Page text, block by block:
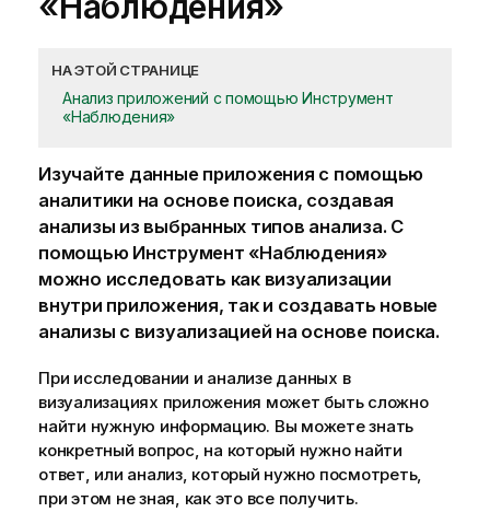
НА ЭТОЙ СТРАНИЦЕ
Анализ приложений с помощью Инструмент
«Наблюдения»
Изучайте данные приложения с помощью
аналитики на основе поиска, создавая
анализы из выбранных типов анализа. С
помощью Инструмент «Наблюдения»
можно исследовать как визуализации
внутри приложения, так и создавать новые
анализы с визуализацией на основе поиска.
При исследовании и анализе данных в
визуализациях приложения может быть сложно
найти нужную информацию. Вы можете знать
конкретный вопрос, на который нужно найти
ответ, или анализ, который нужно посмотреть,
при этом не зная, как это все получить.